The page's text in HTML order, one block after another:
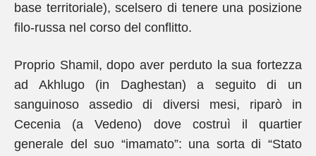
base territoriale), scelsero di tenere una posizione
filo-russa nel corso del conflitto.
Proprio Shamil, dopo aver perduto la sua fortezza
ad Akhlugo (in Daghestan) a seguito di un
sanguinoso assedio di diversi mesi, riparò in
Cecenia (a Vedeno) dove costruì il quartier
generale del suo “imamato”: una sorta di “Stato